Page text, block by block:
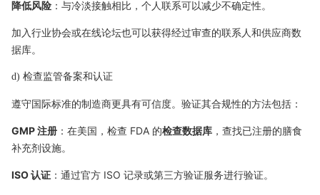
降低风险 ：与冷淡接触相比，个人联系可以减少不确定性。
加入行业协会或在线论坛也可以获得经过审查的联系人和供应商数
据库。
d) 检查监管备案和认证
遵守国际标准的制造商更具有可信度。验证其合规性的方法包括：
GMP 注册 ：在美国，检查 FDA 的检查数据库 ，查找已注册的膳食
补充剂设施。
ISO 认证 ：通过官方 ISO 记录或第三方验证服务进行验证。